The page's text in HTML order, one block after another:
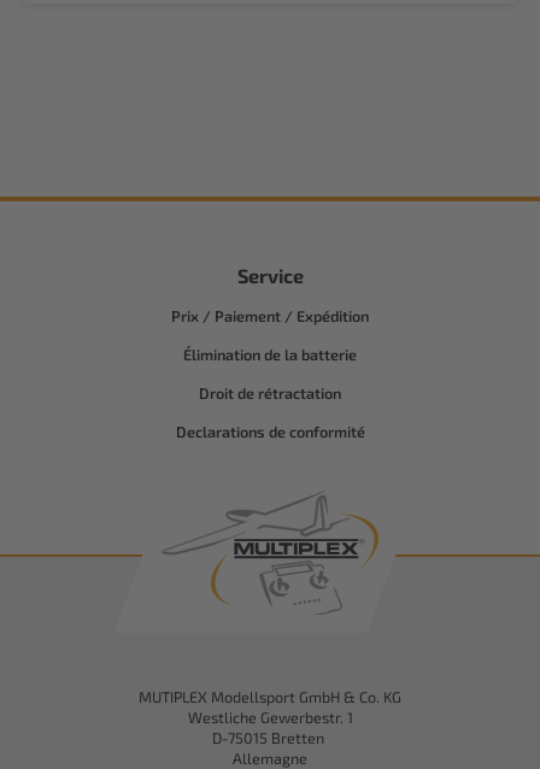
Service
Prix / Paiement / Expédition
Élimination de la batterie
Droit de rétractation
Declarations de conformité
MUTIPLEX Modellsport GmbH & Co. KG
Westliche Gewerbestr. 1
D-75015 Bretten
Allemagne